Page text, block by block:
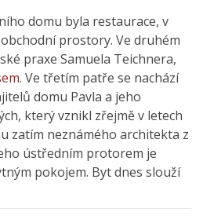
domu byla restaurace, v
prostory. Ve druhém
praxe Samuela Teichnera,
. Ve třetím patře se nachází
domu Pavla a jeho
který vznikl zřejmě v letech
zatím neznámého architekta z
ústředním protorem je
pokojem. Byt dnes slouží